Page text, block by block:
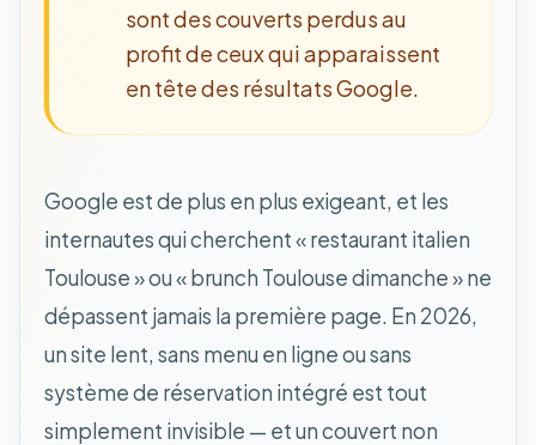
sont des couverts perdus au
profit de ceux qui apparaissent
en tête des résultats Google.
Google est de plus en plus exigeant, et les
internautes qui cherchent « restaurant italien
Toulouse » ou « brunch Toulouse dimanche » ne
dépassent jamais la première page. En 2026,
un site lent, sans menu en ligne ou sans
système de réservation intégré est tout
simplement invisible — et un couvert non